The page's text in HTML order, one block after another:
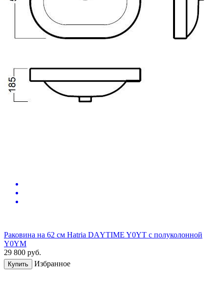
Раковина на 62 см Hatria DАYTIME Y0YT с полуколонной
Y0YM
29 800 руб.
Купить Избранное